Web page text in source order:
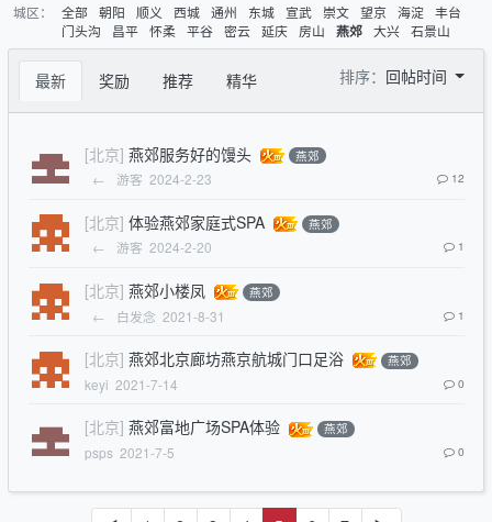
城区： 全部 朝阳 顺义 西城 通州 东城 宣武 崇文 望京 海淀 丰台
门头沟
昌平 怀柔 平谷 密云 延庆 房山 燕郊 大兴 石景山
最新 奖励 推荐 精华 排序： 回帖时间
[北京] 燕郊服务好的馒头 燕郊
← 游客 2024-2-23 12
[北京] 体验燕郊家庭式SPA 燕郊
← 游客 2024-2-20 1
[北京] 燕郊小楼凤 燕郊
← 白发念 2021-8-31 1
[北京] 燕郊北京廊坊燕京航城门口足浴 燕郊
keyi 2021-7-14 0
[北京] 燕郊富地广场SPA体验 燕郊
psps 2021-7-5 0